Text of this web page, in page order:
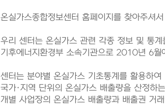
온실가스종합정보센터 홈페이지를 찾아주셔
우리 센터는 온실가스 관련 각종 정보 및 통
기후에너지환경부 소속기관으로 2010년 6월
센터는 분야별 온실가스 기초통계를 활용하여
국가·지역 단위의 온실가스 배출량을 산정하
개별 사업장의 온실가스 배출량과 배출권 거